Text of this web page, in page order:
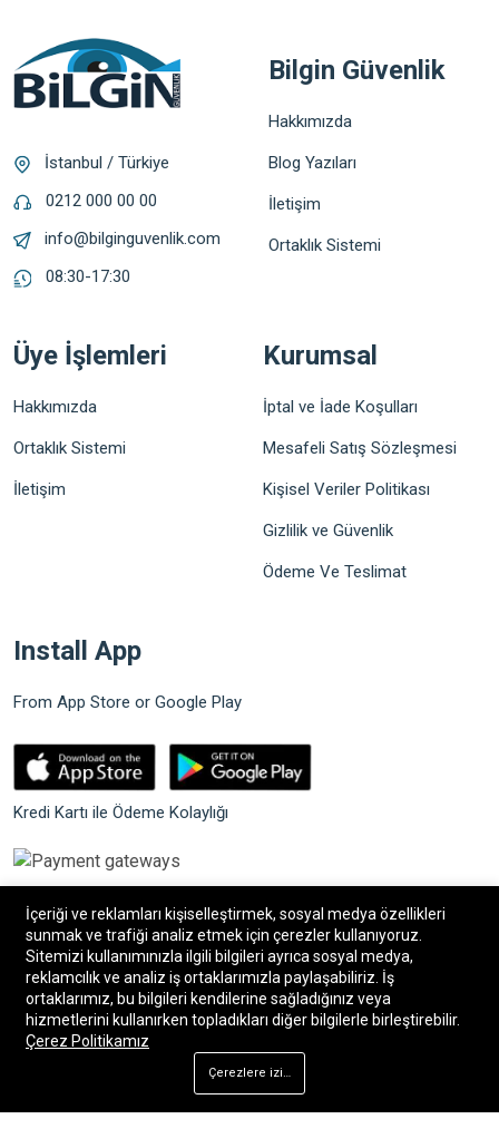
İstanbul / Türkiye
0212 000 00 00
info@bilginguvenlik.com
08:30-17:30
Bilgin Güvenlik
Hakkımızda
Blog Yazıları
İletişim
Ortaklık Sistemi
Üye İşlemleri
Hakkımızda
Ortaklık Sistemi
İletişim
Kurumsal
İptal ve İade Koşulları
Mesafeli Satış Sözleşmesi
Kişisel Veriler Politikası
Gizlilik ve Güvenlik
Ödeme Ve Teslimat
Install App
From App Store or Google Play
Kredi Kartı ile Ödeme Kolaylığı
©2026 Bilgin Güvenlik Sistemleri. Tüm hakları saklıdır.
Bilişim34®|
hazırlanmıştır.
Mağaza Arama
İçeriği ve reklamları kişiselleştirmek, sosyal medya özellikleri
sunmak ve trafiği analiz etmek için çerezler kullanıyoruz.
Sitemizi kullanımınızla ilgili bilgileri ayrıca sosyal medya,
reklamcılık ve analiz iş ortaklarımızla paylaşabiliriz. İş
ortaklarımız, bu bilgileri kendilerine sağladığınız veya
hizmetlerini kullanırken topladıkları diğer bilgilerle birleştirebilir.
Çerez Politikamız
Çerezlere izin ver